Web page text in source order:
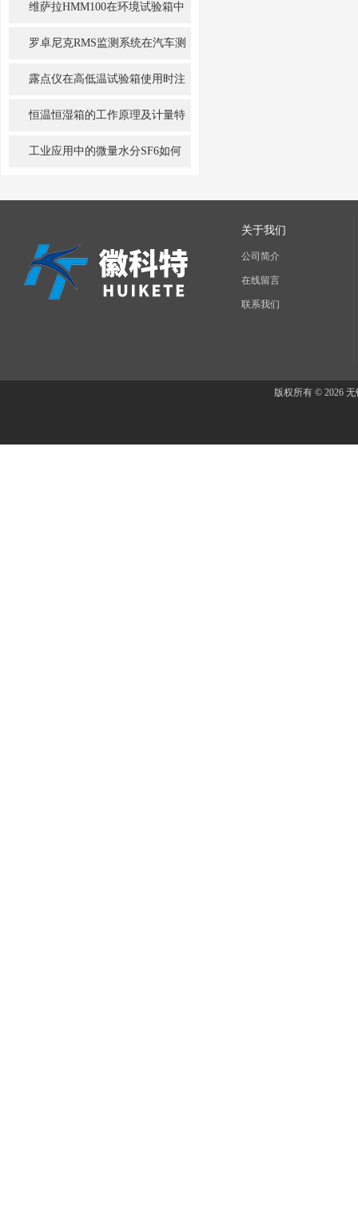
维萨拉HMM100在环境试验箱中
的应用罗卓尼克RMS监测系统在汽车测
试领域的应用
露点仪在高低温试验箱使用时注
意什么恒温恒湿箱的工作原理及计量特
工业应用中的微量水分SF6如何
关于我们
公司简介
在线留言
联系我们
版权所有 © 2026